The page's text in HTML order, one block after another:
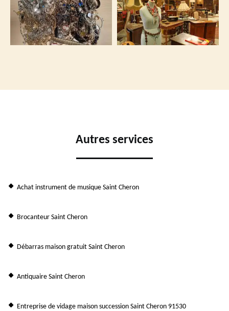
Autres services
Achat instrument de musique Saint Cheron
Brocanteur Saint Cheron
Débarras maison gratuit Saint Cheron
Antiquaire Saint Cheron
Entreprise de vidage maison succession Saint Cheron 91530